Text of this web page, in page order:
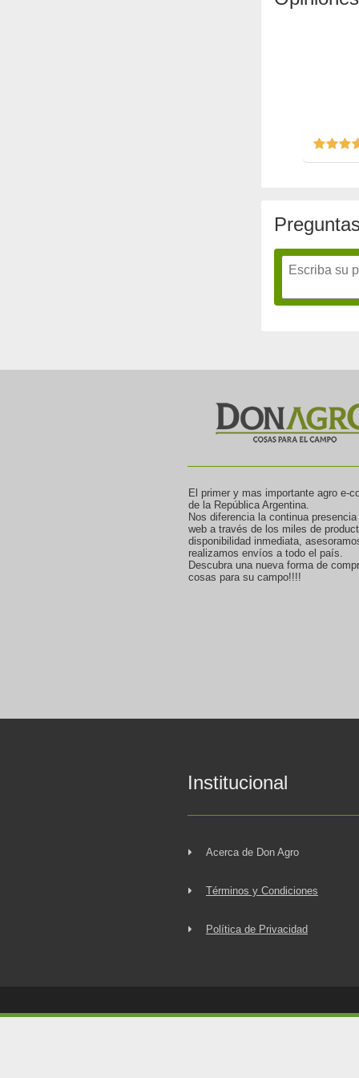
El primer y mas importante agro e-
de la República Argentina.
Nos diferencia la continua
web a través de los miles de
disponibilidad inmediata,
realizamos envíos a todo el país.
Descubra una nueva forma de
cosas para su campo!!!!
Institucional
Acerca de Don Agro
Términos y Condiciones
Política de Privacidad